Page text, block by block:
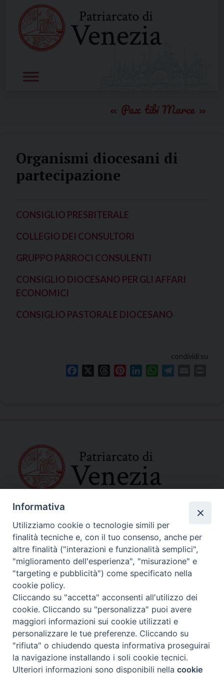
content
Pax tibi Marce
Organismi diocesani di
partecipazione
CONSIGLIO PRESBITERALE
COLLEGIO DEI CONSULTORI
GRUPPO PARROCI CONSULENTI
CONSIGLIO DIOCESANO PER GLI AFFARI
ECONOMICI
CONSIGLIO PASTORALE DIOCESANO
condividi su
Facebook ThreadsPinterestLinkedInWhatsApp
SEDE PRINCIPALE
Palazzo Patriarcale
San Marco, 320/A – 30124 Venezia
Tel. 041-2702411
e-mail curia@patriarcatovenezia.it
Indirizzo PEC: patriarcatovenezia@pec.chiesacattolica.it
Policy Privacy
Copyright©2024 Patriarcato di Venezia
Preferenze Cookie
Informativa
Utilizziamo cookie o tecnologie simili per
finalità tecniche e, con il tuo consenso, anche per
altre finalità ("interazioni e funzionalità semplici",
"miglioramento dell'esperienza", "misurazione" e
"targeting e pubblicità") come specificato nella
cookie policy.
Cliccando su "accetta" acconsenti all'utilizzo dei
cookie. Cliccando su "personalizza" puoi avere
maggiori informazioni sui cookie utilizzati e
personalizzare le tue preferenze. Cliccando su
"rifiuta" o chiudendo questa informativa proseguirai
la navigazione installando i soli cookie tecnici.
Ulteriori informazioni sono disponibili nellacookie